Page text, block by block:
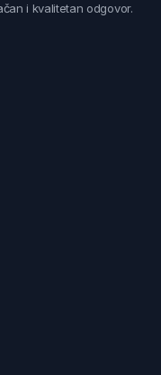
i kvalitetan odgovor.